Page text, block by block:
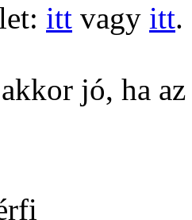
itt vagy itt.
jó, ha